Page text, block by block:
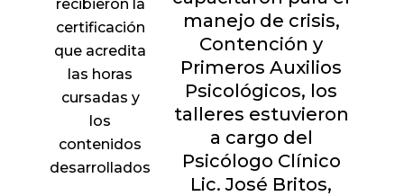
recibieron la
certificación
que acredita
las horas
cursadas y
los
contenidos
desarrollados
manejo de crisis,
Contención y
Primeros Auxilios
Psicológicos, los
talleres estuvieron
a cargo del
Psicólogo Clínico
Lic. José Britos,